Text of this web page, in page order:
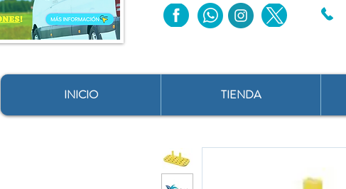
INICIO TIENDA